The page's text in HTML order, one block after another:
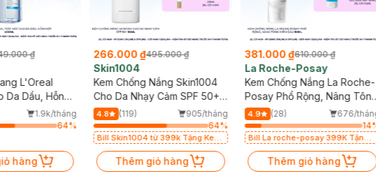
₫
L'Oreal
Da Dầu, Hỗn
1.9k/tháng
64%
hàng
266.000 ₫495.000 ₫
Skin1004
Kem Chống Nắng Skin1004
Cho Da Nhạy Cảm SPF 50+
50ml
4.8 (119)
905/tháng
64%
Bill Skin1004 từ 399k Tặng Kem
SPF 50+ 20ml (SL Có Hạn)
Thêm giỏ hàng
381.000 ₫610.000 ₫
La Roche-Posay
Kem Chống Nắng La Roche-
Posay Phổ Rộng, Nâng
Kiềm Dầu 50ml
4.9 (28)
676/
14
Bill La roche-posay 399K Tặng
50ml (SL có hạn)
Thêm giỏ hàng